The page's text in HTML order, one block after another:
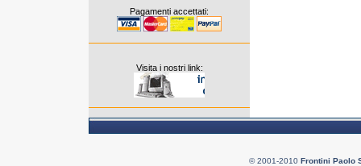
Pagamenti accettati:
Visita i nostri link:
© 2001-2010 Frontini Paolo